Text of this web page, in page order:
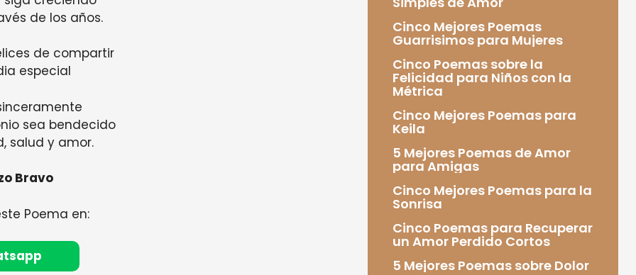
de los años.
de compartir
especial
sea bendecido
salud y amor.
Bravo
Poema en:
Cinco Mejores Poemas
Guarrisimos para Mujeres
Cinco Poemas sobre la
Felicidad para Niños con la
Métrica
Cinco Mejores Poemas para
Keila
5 Mejores Poemas de Amor
para Amigas
Cinco Mejores Poemas para la
Sonrisa
Cinco Poemas para Recuperar
un Amor Perdido Cortos
5 Mejores Poemas sobre Dolor